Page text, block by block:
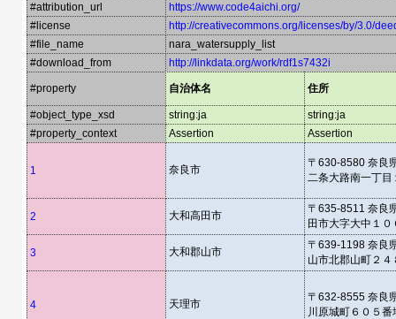
#attribution_url
https://www.code4aichi.org/
#license
http://creativecommons.org/licenses/by/3.0/
#file_name
nara_watersupply_list
#download_from
http://linkdata.org/work/rdf1s7432i
#property 自治体名 住所
#object_type_xsd string:ja
string:ja
#property_context
Assertion Assertion
1 奈良市
〒630-8580 奈良
二条大路南一丁目
2 大和高田市
〒635-8511 奈良
田市大字大中１０
3 大和郡山市
〒639-1198 奈良
山市北郡山町２４
4 天理市
〒632-8555 奈良
川原城町６０５番